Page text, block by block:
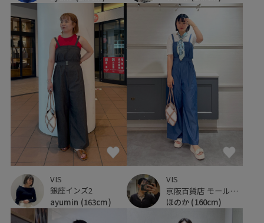
VIS
銀座インズ2
ayumin (163cm)
VIS
京阪百貨店 モール京橋店
ほのか (160cm)